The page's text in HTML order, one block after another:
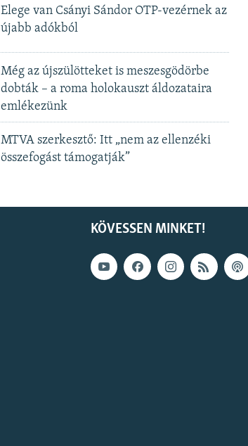
Elege van Csányi Sándor OTP-vezérnek az
újabb adókból
Még az újszülötteket is meszesgödörbe
dobták – a roma holokauszt áldozataira
emlékezünk
MTVA szerkesztő: Itt „nem az ellenzéki
összefogást támogatják”
KÖVESSEN MINKET!